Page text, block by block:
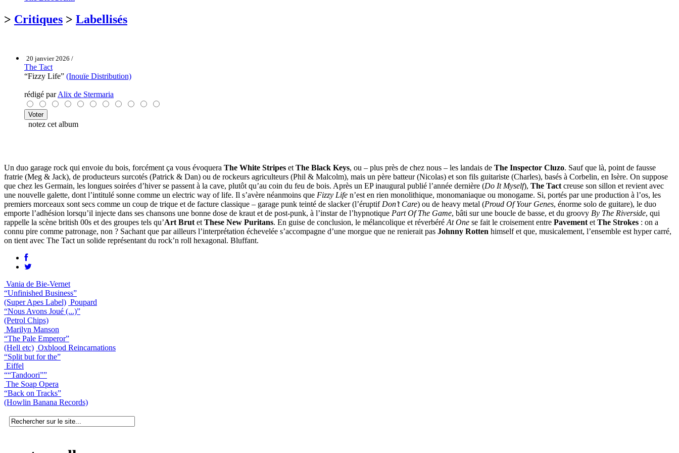
> Critiques > Labellisés
20 janvier 2026 /
The Tact
“Fizzy Life” (Inouïe Distribution)
rédigé parAlix de Stermaria
notez cet album
Un duo garage rock qui envoie du bois, forcément ça vous évoquera The White Stripes et The Black Keys, ou – plus près de chez nous – les landais de The Inspector Cluzo. Sauf que là, point de fausse
fratrie (Meg & Jack), de producteurs surcotés (Patrick & Dan) ou de rockeurs agriculteurs (Phil & Malcolm), mais un père batteur (Nicolas) et son fils guitariste (Charles), basés à Corbelin, en Isère. On suppose
que chez les Germain, les longues soirées d’hiver se passent à la cave, plutôt qu’au coin du feu de bois. Après un EP inaugural publié l’année dernière (Do It Myself), The Tact creuse son sillon et revient avec
une nouvelle galette, dont l’intitulé sonne comme un electric way of life. Il s’avère néanmoins que Fizzy Life n’est en rien monolithique, monomaniaque ou monogame. Si, portés par une production à l’os, les
premiers morceaux sont secs comme un coup de trique et de facture classique – garage punk teinté de slacker (l’éruptif Don’t Care) ou de heavy metal (Proud Of Your Genes, énorme solo de guitare), le duo
emporte l’adhésion lorsqu’il injecte dans ses chansons une bonne dose de kraut et de post-punk, à l’instar de l’hypnotique Part Of The Game, bâti sur une boucle de basse, et du groovy By The Riverside, qui
rappelle la scène british 00s et des groupes tels qu’Art Brut et These New Puritans. En guise de conclusion, le mélancolique et réverbéré At One se fait le croisement entre Pavement et The Strokes : on a
connu pire comme patronage, non ? Sachant que par ailleurs l’interprétation échevelée s’accompagne d’une morgue que ne renierait pas Johnny Rotten himself et que, musicalement, l’ensemble est hyper carré,
on tient avec The Tact un solide représentant du rock’n roll hexagonal. Bluffant.
Vania de Bie-Vernet
“Unfinished Business”
(Super Apes Label) Poupard
“Nous Avons Joué (...)”
(Petrol Chips)
Marilyn Manson
“The Pale Emperor”
(Hell etc) Oxblood Reincarnations
“Split but for the”
Eiffel
““Tandoori””
The Soap Opera
“Back on Tracks”
(Howlin Banana Records)